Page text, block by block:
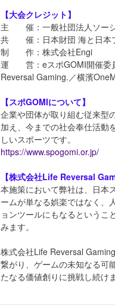
【大会クレジット】
主 催：一般社団法人ソーシ
共 催：日本財団 海と日本
制 作：株式会社Engi
運 営：eスポGOMI開催委
Reversal Gaming.／横濱
【スポGOMIについて】
企業や団体が取り組む従来型
加え、今までの社会奉仕活動
しいスポーツです。
https://www.spogomi.or.jp/
【株式会社Life Reversal
本施策において弊社は、日本
ームが単なる娯楽ではなく、
ョンツールにもなるというこ
みます。
株式会社Life Reversal
繋がり、ゲームの未知なる可
たなる価値創りに挑戦し続け